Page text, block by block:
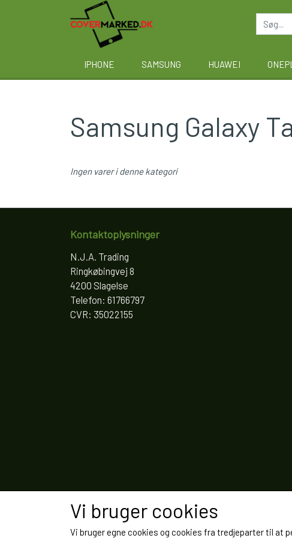
IPHONE SAMSUNG HUAWEI
Samsung Galaxy
Ingen varer i denne kategori
Kontaktoplysninger
N.J.A. Trading
Ringkøbingvej 8
4200 Slagelse
Telefon: 61766797
CVR: 35022155
Vi bruger cookies
Vi bruger egne cookies og cookies fra tredjeparter til at